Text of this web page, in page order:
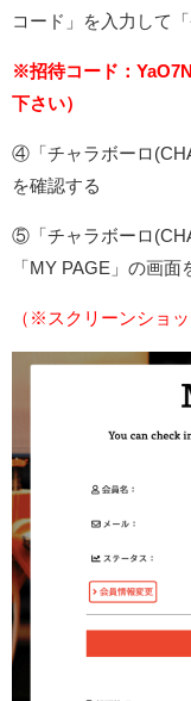
コード」を入力して
※招待コード：
下さい）
④「チャラボーロ
を確認する
⑤「チャラボーロ
「MY PAGE」の画
（※スクリーンショ